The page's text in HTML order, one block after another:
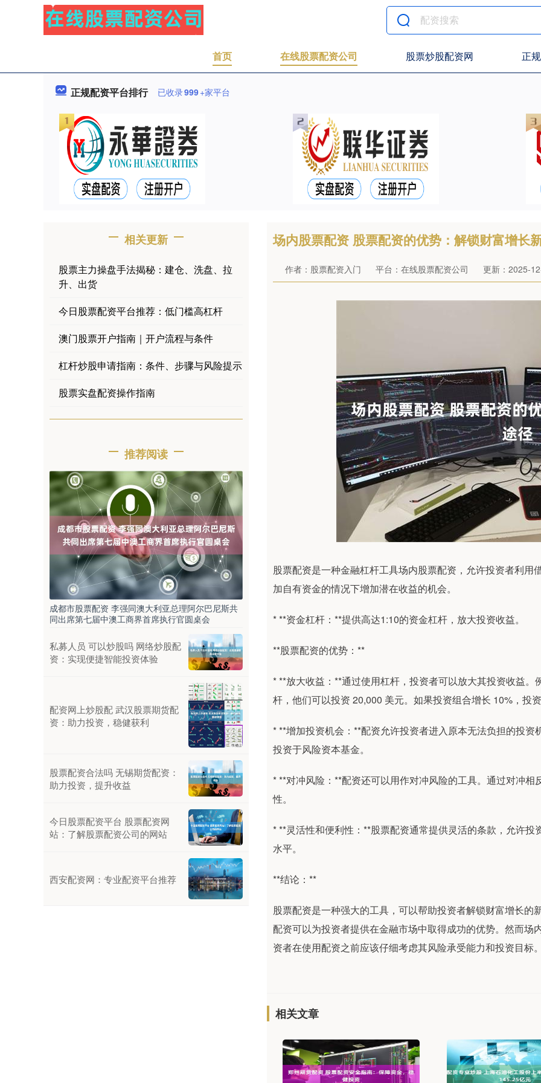
首页 在线股票配资公司 股票炒股配资网 正
正规配资平台排行 已收录999+家平台
场内股票配资 股票配资的优势：解锁财富增长
作者：股票配资入门 平台：在线股票配资公司 更新：2025-
股票配资是一种金融杠杆工具场内股票配资，允许投资者利
加自有资金的情况下增加潜在收益的机会。
* **资金杠杆：**提供高达1:10的资金杠杆，放大投资收益。
**股票配资的优势：**
* **放大收益：**通过使用杠杆，投资者可以放大其投资收益
杆，他们可以投资 20,000 美元。如果投资组合增长 10%，投
* **增加投资机会：**配资允许投资者进入原本无法负担的投
投资于风险资本基金。
* **对冲风险：**配资还可以用作对冲风险的工具。通过对冲
性。
* **灵活性和便利性：**股票配资通常提供灵活的条款，允许
水平。
**结论：**
股票配资是一种强大的工具，可以帮助投资者解锁财富增长
配资可以为投资者提供在金融市场中取得成功的优势。然而
资者在使用配资之前应该仔细考虑其风险承受能力和投资目标
相关文章
相关更新
股票主力操盘手法揭秘：建仓、洗盘、拉
升、出货
今日股票配资平台推荐：低门槛高杠杆
澳门股票开户指南｜开户流程与条件
杠杆炒股申请指南：条件、步骤与风险提示
股票实盘配资操作指南
推荐阅读
成都市股票配资 李强同澳大利亚总理阿尔巴尼斯共
同出席第七届中澳工商界首席执行官圆桌会
私募人员 可以炒股吗 网络炒股配
资：实现便捷智能投资体验
配资网上炒股配 武汉股票期货配
资：助力投资，稳健获利
股票配资合法吗 无锡期货配资：
助力投资，提升收益
今日股票配资平台 股票配资网
站：了解股票配资公司的网站
西安配资网：专业配资平台推荐